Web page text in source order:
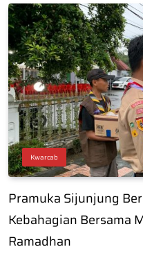
Kwarcab
Pramuka Sijunjung
Kebahagian Bersama
Ramadhan